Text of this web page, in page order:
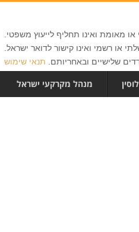
מאומת ואינו תחליף לייעוץ משפטי.
או רשמי ואינו קישור לדואר ישראל.
שלישיים ובאחריותם. תנאי שימוש
מנהל מקרקעי ישראל